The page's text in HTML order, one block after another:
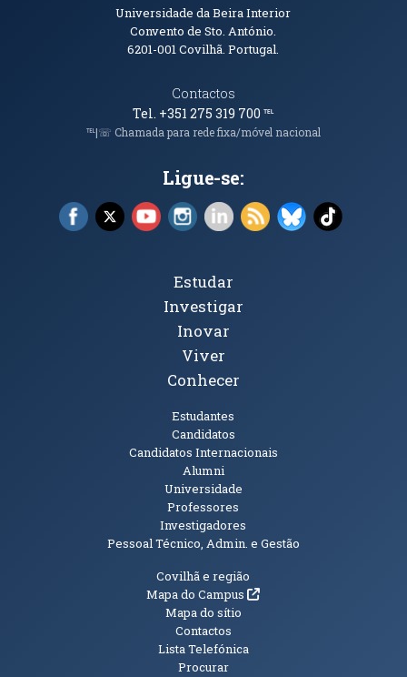
Informações de Contacto
Universidade da Beira Interior
Convento de Sto. António.
6201-001Covilhã. Portugal.
Contactos
Tel. +351 275 319 700℡
℡|☏ Chamada para rede fixa/móvel nacional
Ligue-se:
Facebook (abre em nova janela)
X (abre em nova janela)
YouTube (abre em nova janela)
Instagram (abre em nova janela)
LinkedIn (abre em nova
RSS (abre em nova
Bluesky (abre
TikTok
Tópicos Principais
Estudar
Investigar
Inovar
Viver
Conhecer
Estudantes
Candidatos
Candidatos Internacionais
Alumni
Universidade
Professores
Investigadores
Pessoal Técnico, Admin. e Gestão
Informações Adicionais
Covilhã e região
Mapa do Campus(abre em nova janela)
Mapa do sítio
Contactos
Lista Telefónica
Procurar